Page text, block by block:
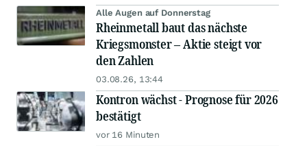
Alle Augen auf Donnerstag
Rheinmetall baut das nächste
Kriegsmonster – Aktie steigt vor
den Zahlen
03.08.26, 13:44
Kontron wächst - Prognose für 2026
bestätigt
vor 16 Minuten